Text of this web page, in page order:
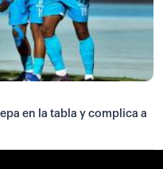
en la tabla y complica a